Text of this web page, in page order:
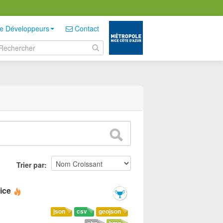
Développeurs Contact
Trier par
geojson
csv
json